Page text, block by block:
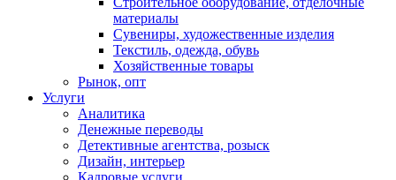
материалы
Сувениры, художественные изделия
Текстиль, одежда, обувь
Хозяйственные товары
Рынок, опт
Услуги
Аналитика
Денежные переводы
Детективные агентства, розыск
Дизайн, интерьер